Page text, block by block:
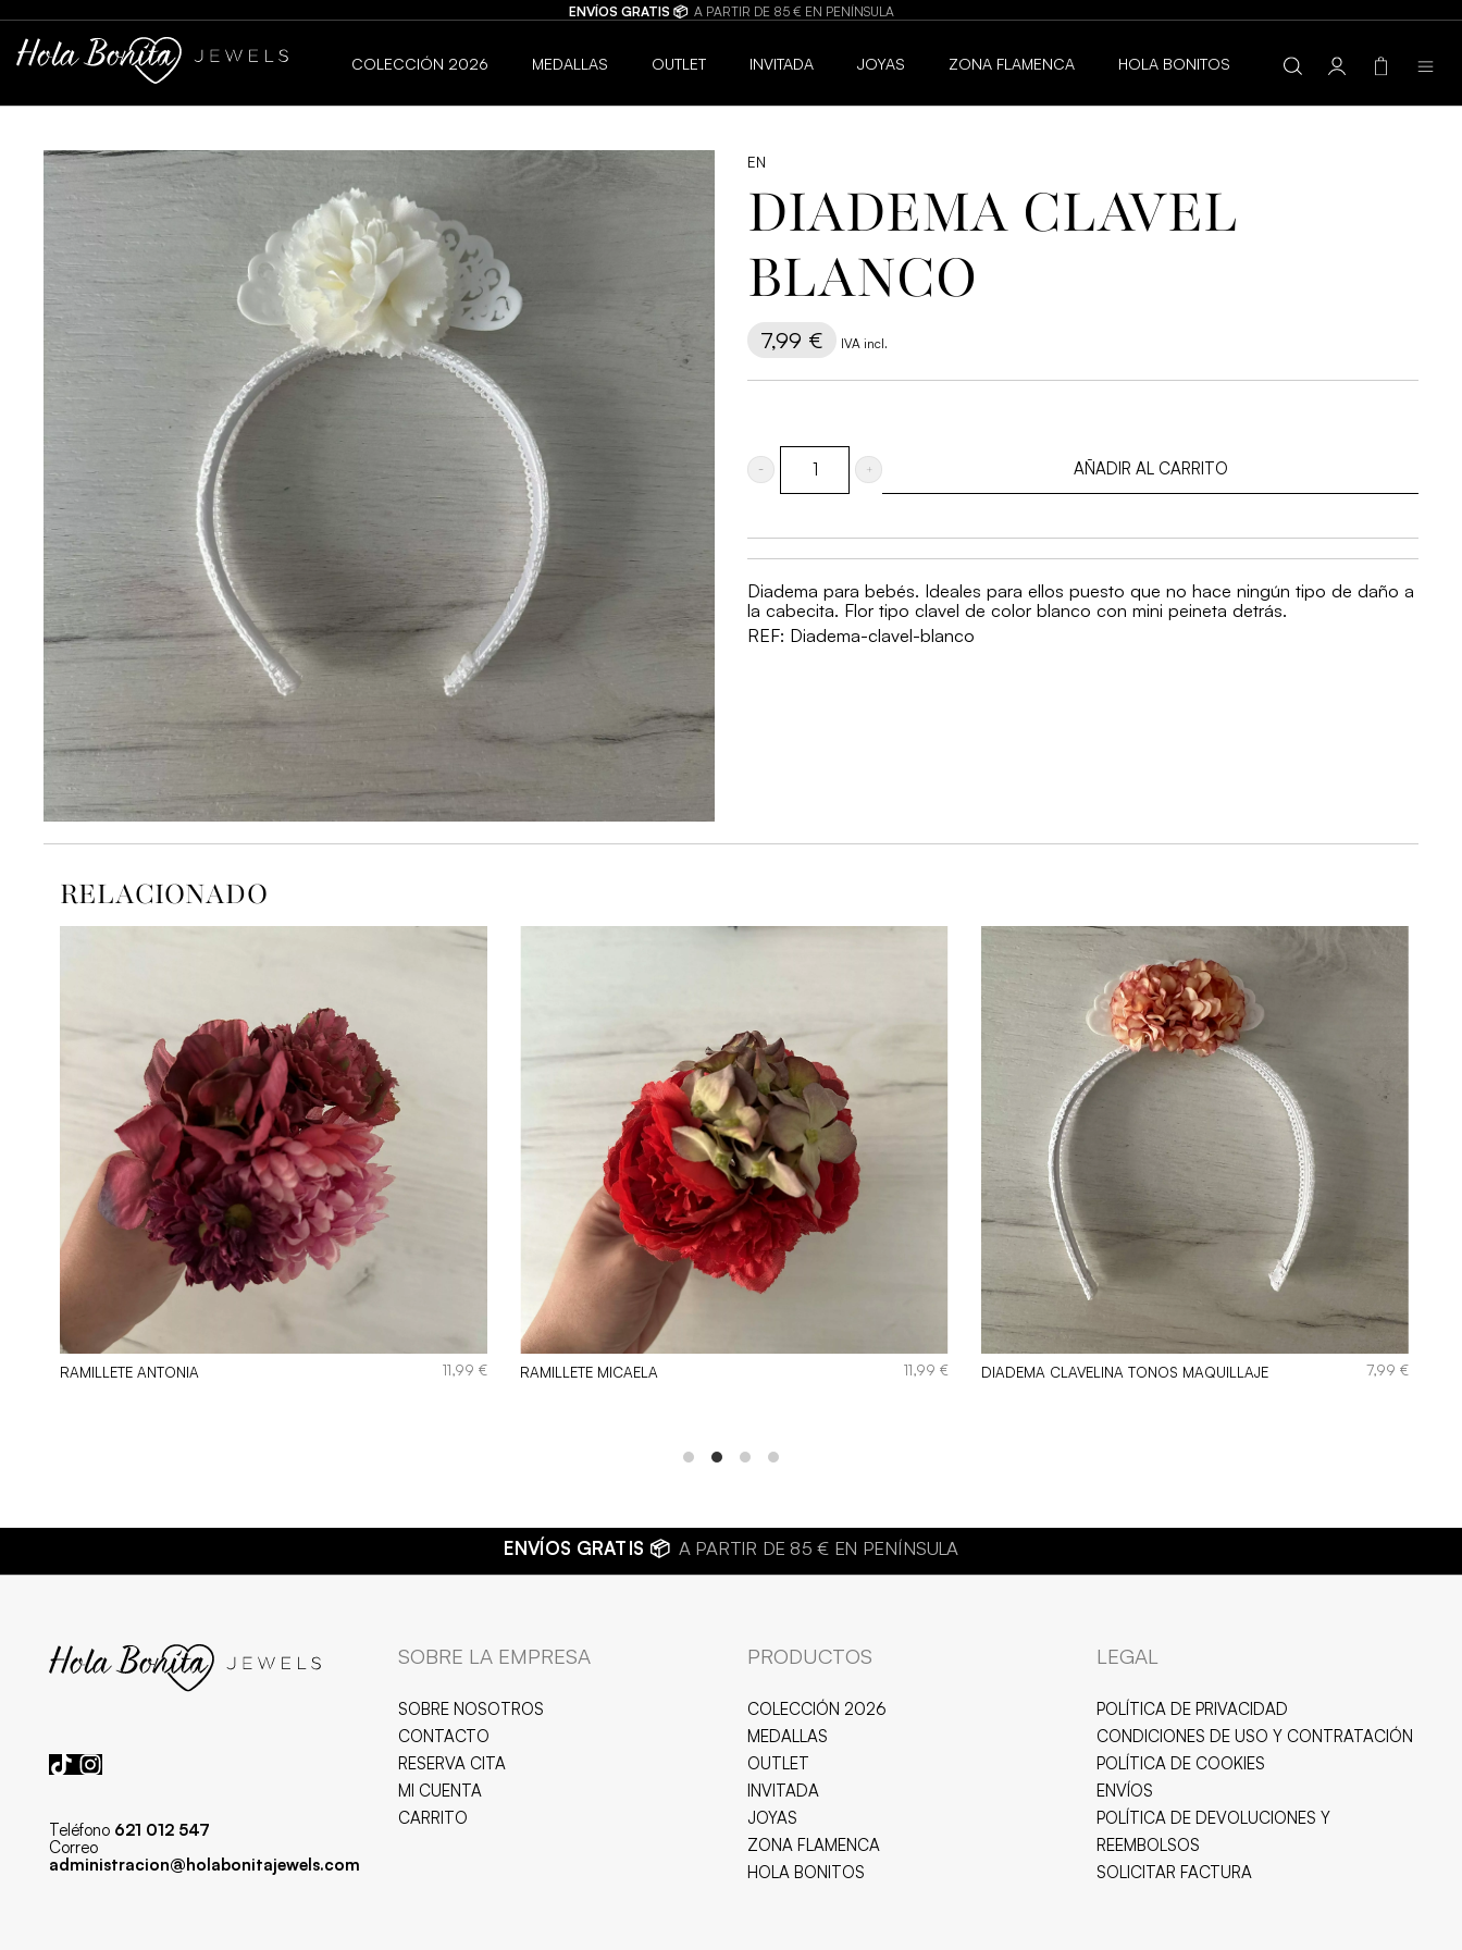
BISUTERÍA DE CALIDAD 💍
COLECCIÓN 2026 MEDALLAS OUTLET INVITADA JOYAS ZONA FLAMENCA HOLA BONITOS
EN
DIADEMA CLAVEL
BLANCO
7,99 € IVA incl.
Diadema
blanco
AÑADIR AL CARRITO
Diadema para bebés. Ideales para ellos puesto que no hace ningún tipo de daño a
la cabecita. Flor tipo clavel de color blanco con mini peineta detrás.
REF: Diadema-clavel-blanco
RELACIONADO
RAMILLETE ANTONIA 11,99€ RAMILLETE MICAELA 11,99 € DIADEMA CLAVELINA TONOS MAQUILLAJE 7,99€
Teléfono 621 012 547
Correo
administracion@holabonitajewels.com
SOBRE LA EMPRESA
SOBRE NOSOTROS
CONTACTO
RESERVA CITA
MI CUENTA
CARRITO
PRODUCTOS
COLECCIÓN 2026
MEDALLAS
OUTLET
INVITADA
JOYAS
ZONA FLAMENCA
HOLA BONITOS
LEGAL
POLÍTICA DE PRIVACIDAD
CONDICIONES DE USO Y CONTRATACIÓN
POLÍTICA DE COOKIES
ENVÍOS
POLÍTICA DE DEVOLUCIONES Y
REEMBOLSOS
SOLICITAR FACTURA